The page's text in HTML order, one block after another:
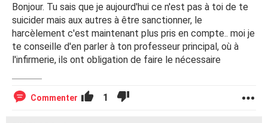
Bonjour. Tu sais que je aujourd'hui ce n'est pas à toi de te
suicider mais aux autres à être sanctionner, le
harcèlement c'est maintenant plus pris en compte.. moi je
te conseille d'en parler à ton professeur principal, où à
l'infirmerie, ils ont obligation de faire le nécessaire
Commenter 1